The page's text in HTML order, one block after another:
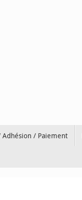
Adhésion / Paiement